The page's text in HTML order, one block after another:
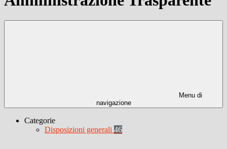
Menu di
navigazione
Categorie
Disposizioni generali 46